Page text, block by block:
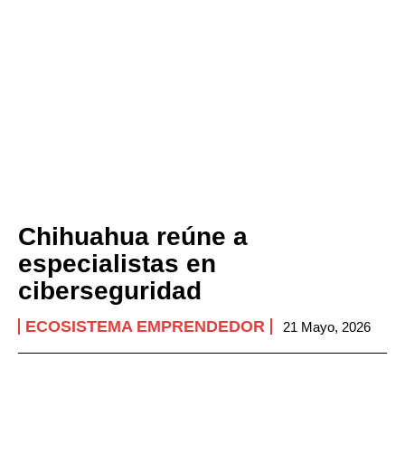
Chihuahua reúne a
especialistas en
ciberseguridad
ECOSISTEMA EMPRENDEDOR 21 Mayo, 2026